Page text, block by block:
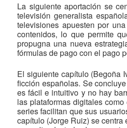
La siguiente aportación se
televisión generalista
televisiones apuesten por
contenidos, lo que permite
propugna una nueva
fórmulas de pago con el pago
El siguiente capítulo (Begoña
ficción españolas. Se
es fácil e intuitivo y no hay
las plataformas digitales
series facilitan que sus
capítulo (Jorge Ruiz) se